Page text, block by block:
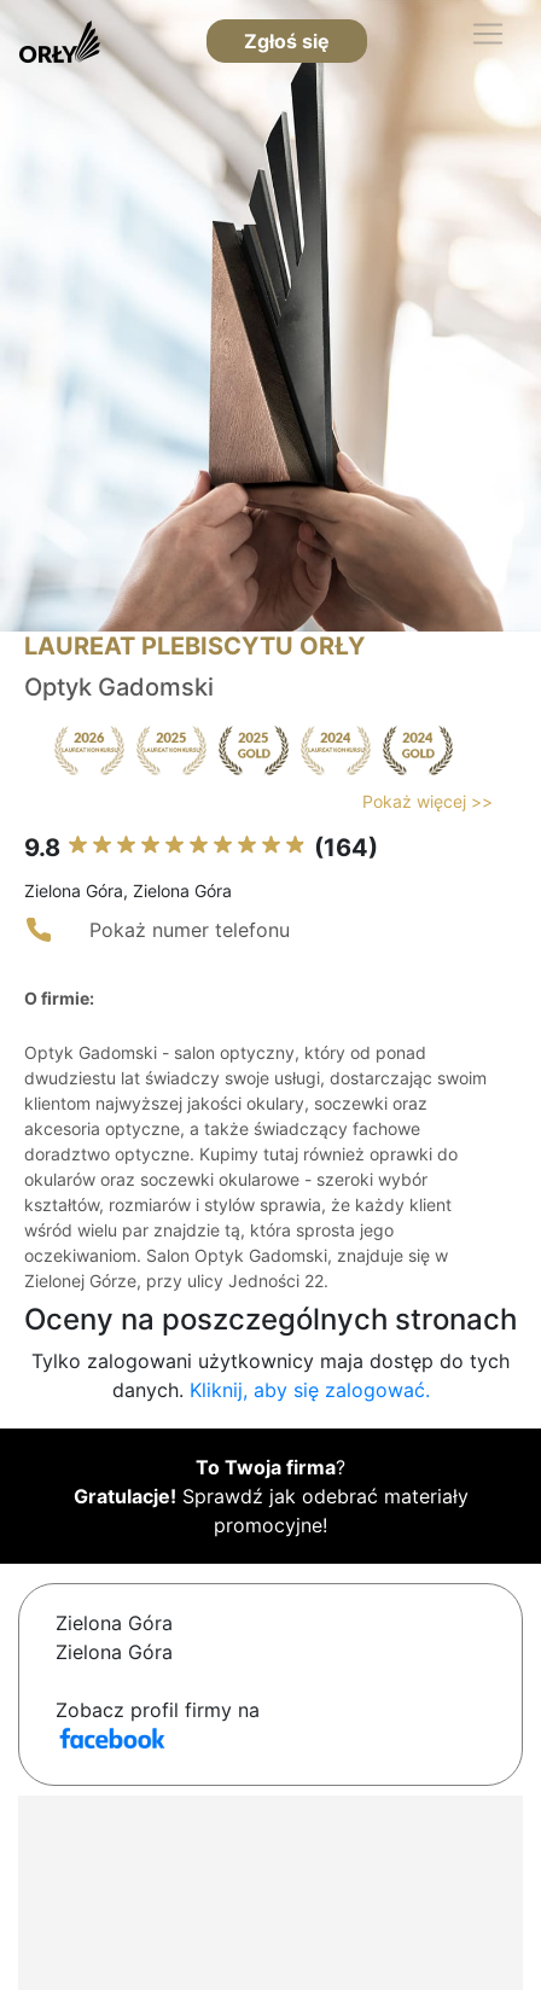
Zgłoś się
LAUREAT PLEBISCYTU ORŁY
Optyk Gadomski
Pokaż więcej >>
9.8 (164)
Zielona Góra, Zielona Góra
Pokaż numer telefonu
O firmie:
Optyk Gadomski - salon optyczny, który od ponad
dwudziestu lat świadczy swoje usługi, dostarczając swoim
klientom najwyższej jakości okulary, soczewki oraz
akcesoria optyczne, a także świadczący fachowe
doradztwo optyczne. Kupimy tutaj również oprawki do
okularów oraz soczewki okularowe - szeroki wybór
kształtów, rozmiarów i stylów sprawia, że każdy klient
wśród wielu par znajdzie tą, która sprosta jego
oczekiwaniom. Salon Optyk Gadomski, znajduje się w
Zielonej Górze, przy ulicy Jedności 22.
Oceny na poszczególnych stronach
Tylko zalogowani użytkownicy maja dostęp do tych
danych. Kliknij, aby się zalogować.
To Twoja firma?
Gratulacje! Sprawdź jak odebrać materiały
promocyjne!
Zielona Góra
Zielona Góra
Zobacz profil firmy na